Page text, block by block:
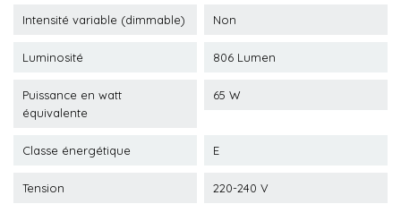
Intensité variable (dimmable) Non
Luminosité 806 Lumen
Puissance en watt
équivalente
65 W
Classe énergétique E
Tension 220-240 V